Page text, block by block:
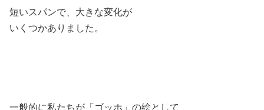
短いスパンで、大きな変化が
いくつかありました。
一般的に私たちが「ゴッホ」の絵として